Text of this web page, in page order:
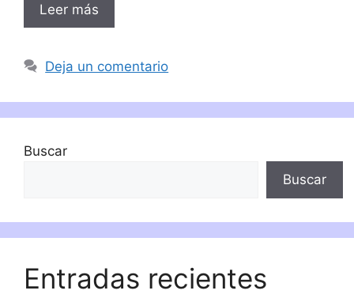
Leer más
Deja un comentario
Buscar
Buscar
Entradas recientes